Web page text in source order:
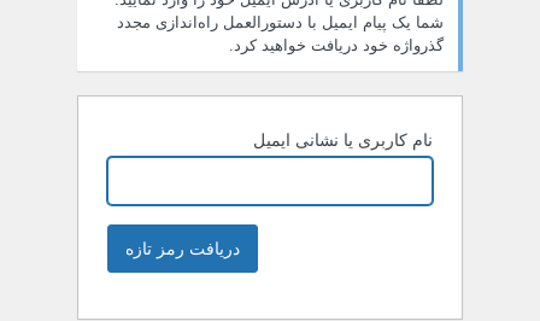
شما یک پیام ایمیل با دستورالعمل راه‌اندازی مجدد
گذرواژه خود دریافت خواهید کرد.
نام کاربری یا نشانی ایمیل